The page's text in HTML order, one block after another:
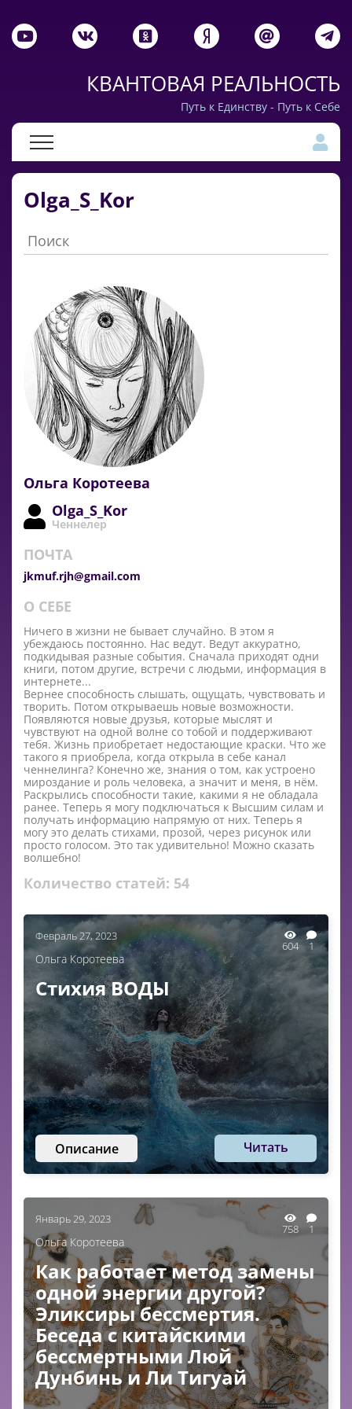
КВАНТОВАЯ РЕАЛЬНОСТЬ
Путь к Единству - Путь к Себе
Olga_S_Kor
Ольга Коротеева
Olga_S_Kor
Ченнелер
ПОЧТА
jkmuf.rjh@gmail.com
О СЕБЕ
Ничего в жизни не бывает случайно. В этом я
убеждаюсь постоянно. Нас ведут. Ведут аккуратно,
подкидывая разные события. Сначала приходят одни
книги, потом другие, встречи с людьми, информация в
интернете...
Вернее способность слышать, ощущать, чувствовать и
творить. Потом открываешь новые возможности.
Появляются новые друзья, которые мыслят и
чувствуют на одной волне со тобой и поддерживают
тебя. Жизнь приобретает недостающие краски. Что же
такого я приобрела, когда открыла в себе канал
ченнелинга? Конечно же, знания о том, как устроено
мироздание и роль человека, а значит и меня, в нём.
Раскрылись способности такие, какими я не обладала
ранее. Теперь я могу подключаться к Высшим силам и
получать информацию напрямую от них. Теперь я
могу это делать стихами, прозой, через рисунок или
просто голосом. Это так удивительно! Можно сказать
волшебно!
Количество статей: 54
Февраль 27, 2023
604 1
Ольга Коротеева
Стихия ВОДЫ
Описание Читать
Январь 29, 2023
758 1
Ольга Коротеева
Как работает метод замены
одной энергии другой?
Эликсиры бессмертия.
Беседа с китайскими
бессмертными Люй
Дунбинь и Ли Тигуай